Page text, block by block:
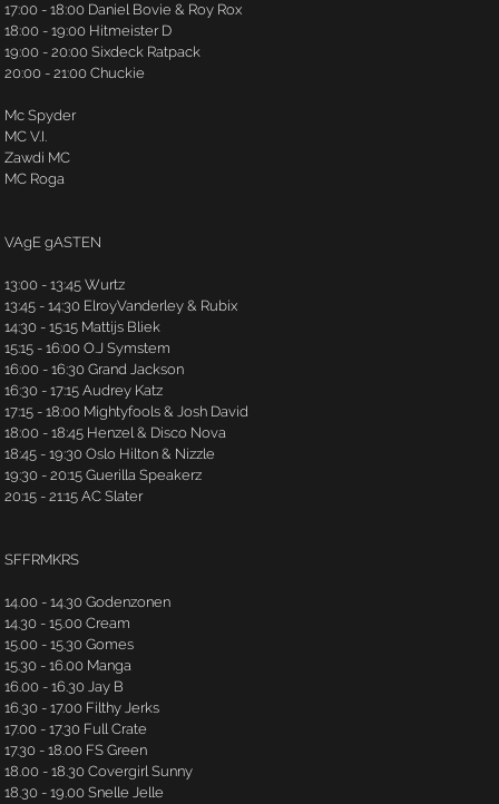
17:00 - 18:00 Daniel Bovie & Roy Rox
18:00 - 19:00 Hitmeister D
19:00 - 20:00 Sixdeck Ratpack
20:00 - 21:00 Chuckie
Mc Spyder
MC V.I.
Zawdi MC
MC Roga
VAgE gASTEN
13:00 - 13:45 Wurtz
13:45 - 14:30 ElroyVanderley & Rubix
14:30 - 15:15 Mattijs Bliek
15:15 - 16:00 O.J Symstem
16:00 - 16:30 Grand Jackson
16:30 - 17:15 Audrey Katz
17:15 - 18:00 Mightyfools & Josh David
18:00 - 18:45 Henzel & Disco Nova
18:45 - 19:30 Oslo Hilton & Nizzle
19:30 - 20:15 Guerilla Speakerz
20:15 - 21:15 AC Slater
SFFRMKRS
14.00 - 14.30 Godenzonen
14.30 - 15.00 Cream
15.00 - 15.30 Gomes
15.30 - 16.00 Manga
16.00 - 16.30 Jay B
16.30 - 17.00 Filthy Jerks
17.00 - 17.30 Full Crate
17.30 - 18.00 FS Green
18.00 - 18.30 Covergirl Sunny
18.30 - 19.00 Snelle Jelle